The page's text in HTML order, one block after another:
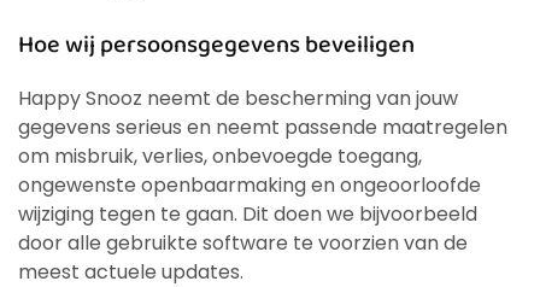
Hoe wij persoonsgegevens beveiligen
Happy Snooz neemt de bescherming van jouw
gegevens serieus en neemt passende maatregelen
om misbruik, verlies, onbevoegde toegang,
ongewenste openbaarmaking en ongeoorloofde
wijziging tegen te gaan. Dit doen we bijvoorbeeld
door alle gebruikte software te voorzien van de
meest actuele updates.